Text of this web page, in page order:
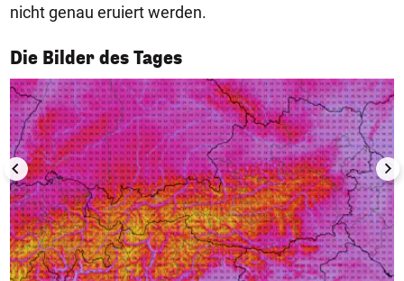
nicht genau eruiert werden.
Die Bilder des Tages
1/50